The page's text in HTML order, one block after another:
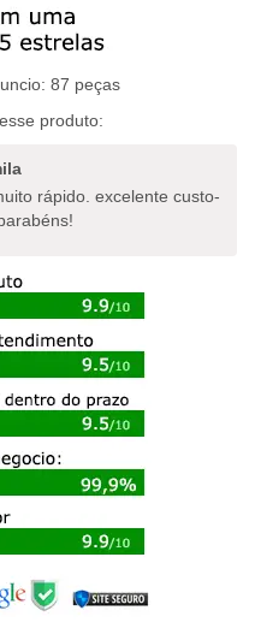
podem
escolhidas
página
87 peças
produto:
rápido. excelente custo-